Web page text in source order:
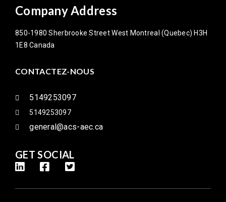
Company Address
850-1980 Sherbrooke Street West Montreal (Quebec) H3H
1E8 Canada
CONTACTEZ-NOUS
5149253097
5149253097
general@acs-aec.ca
GET SOCIAL